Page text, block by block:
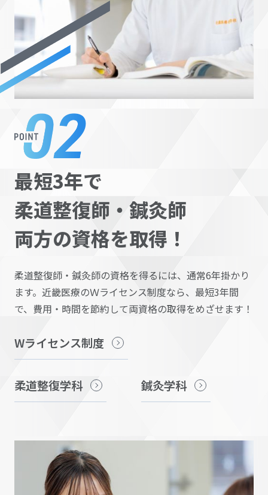
最短3年で
柔道整復師・鍼灸師
両方の資格を取得！
柔道整復師・鍼灸師の資格を得るには、通常6年掛かり
ます。近畿医療のＷライセンス制度なら、最短3年間
で、費用・時間を節約して両資格の取得をめざせます！
Wライセンス制度
柔道整復学科 鍼灸学科